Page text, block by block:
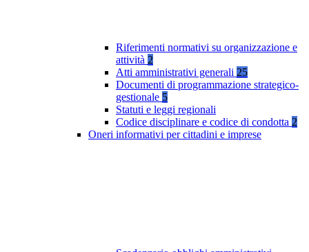
Riferimenti normativi su organizzazione e
attività 2
Atti amministrativi generali 25
Documenti di programmazione strategico-
gestionale 5
Statuti e leggi regionali
Codice disciplinare e codice di condotta 2
Oneri informativi per cittadini e imprese